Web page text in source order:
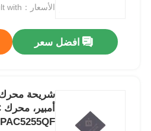
الأسعار：consult with
افضل سعر
PAC5255QF